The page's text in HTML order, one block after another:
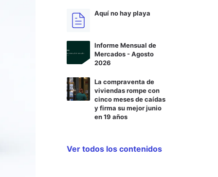
Aquí no hay playa
Informe Mensual de
Mercados - Agosto
2026
La compraventa de
viviendas rompe con
cinco meses de caídas
y firma su mejor junio
en 19 años
Ver todos los contenidos